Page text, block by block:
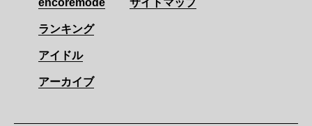
ランキング
アイドル
アーカイブ